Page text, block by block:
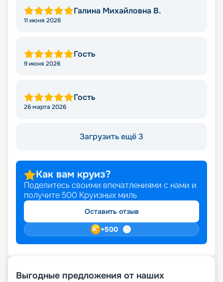
Галина Михайловна В.
11 июня 2026
Гость
9 июня 2026
Гость
26 марта 2026
Загрузить ещё 3
Как вам круиз?
Поделитесь своими впечатлениями с нами и
получите 500 Круизных миль
Оставить отзыв
+500
Выгодные предложения от наших